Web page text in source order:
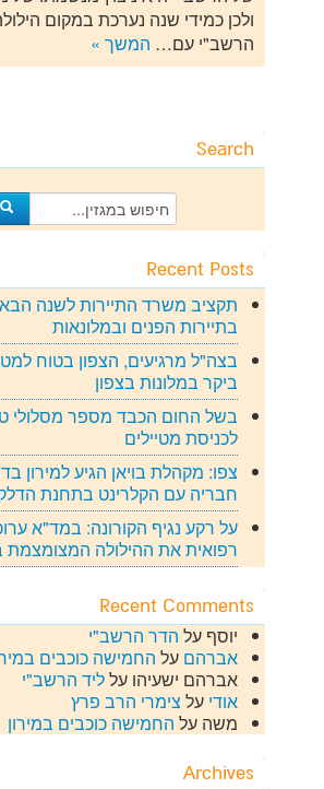
ולכן כמידי שנה נערכת במקום
הרשב"י עם… המשך »
Search
Recent Posts
תקציב משרד התיירות לשנה
בתיירות הפנים ובמלונאות
בצה"ל מרגיעים, הצפון בטוח
ביקר במלונות בצפון
בשל החום הכבד מספר מסלולי
לכניסת מטיילים
צפו: מקהלת בויאן הגיע למירון
חבריה עם הקלרינט בתחנת
על רקע נגיף הקורונה: במד"א
רפואית את ההילולה המצומצמת
Recent Comments
יוסף על הדר הרשב"י
אברהם על החמישה כוכבים
אברהם ישעיהו עלליד הרשב"י
אודי על צימרי הרב פרץ
משה על החמישה כוכבים במירון
Archives